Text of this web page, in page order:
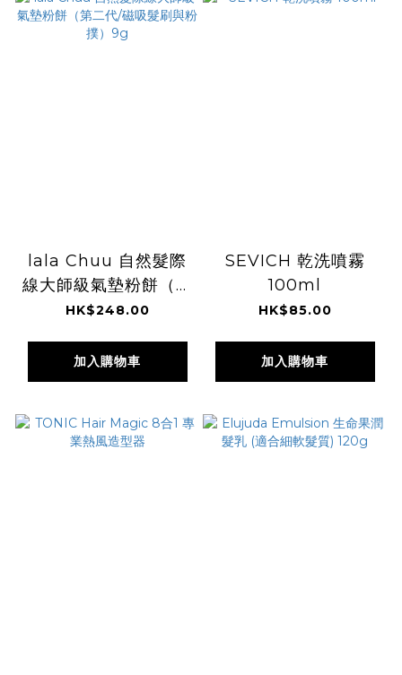
lala Chuu 自然髮際
線大師級氣墊粉餅（第
二代/磁吸髮刷與粉
HK$248.00
加入購物車
SEVICH 乾洗噴霧
100ml
HK$85.00
加入購物車